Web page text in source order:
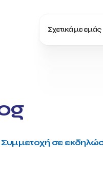
Σχετικά με εμάς
Συμμετοχή σε